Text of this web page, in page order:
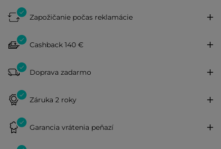
Zapožičanie počas reklamácie
Cashback 140 €
Doprava zadarmo
Záruka 2 roky
Garancia vrátenia peňazí